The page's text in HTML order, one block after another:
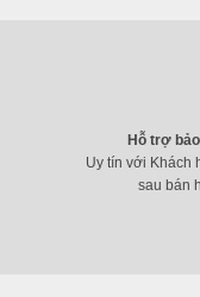
Hỗ trợ
Uy tín với Khách
sau bán